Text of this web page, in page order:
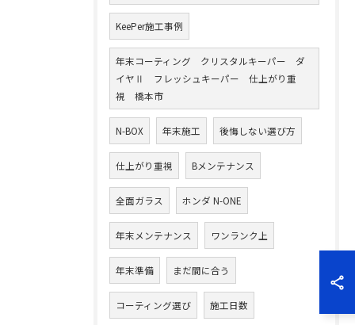
KeePer施工事例
年末コーティング クリスタルキーパー ダ
イヤⅡ フレッシュキーパー 仕上がり重
視 橋本市
N-BOX 年末施工 後悔しない選び方
仕上がり重視 Bメンテナンス
全面ガラス ホンダ N-ONE
年末メンテナンス ワンランク上
年末準備 まだ間に合う
コーティング選び 施工日数